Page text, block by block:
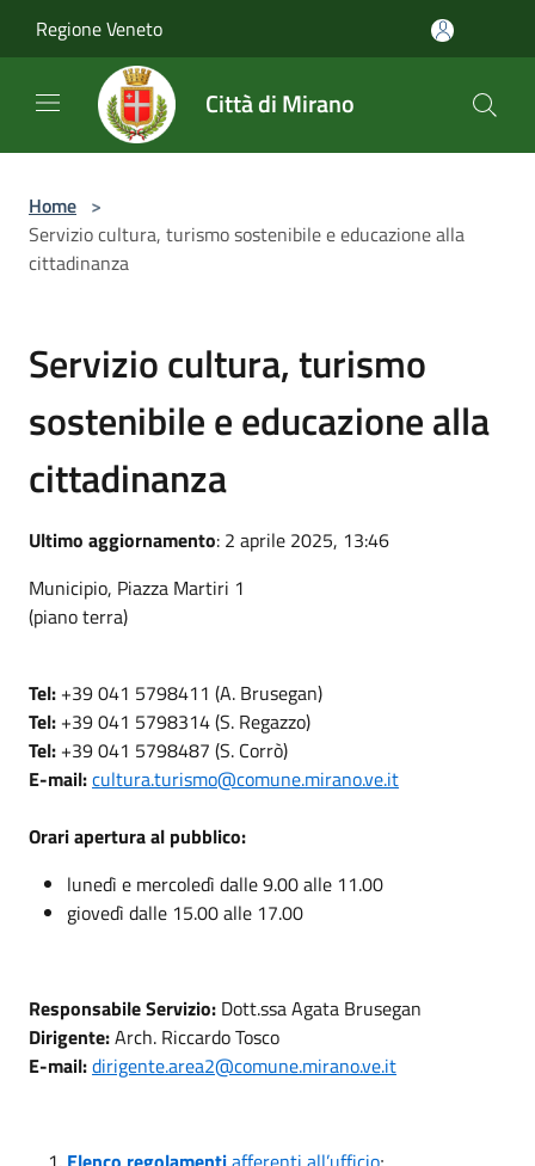
Regione Veneto
Città di Mirano
Home >
Servizio cultura, turismo sostenibile e educazione alla
cittadinanza
Servizio cultura, turismo
sostenibile e educazione alla
cittadinanza
Ultimo aggiornamento: 2 aprile 2025, 13:46
Municipio, Piazza Martiri 1
(piano terra)
Tel: +39 041 5798411 (A. Brusegan)
Tel: +39 041 5798314 (S. Regazzo)
Tel: +39 041 5798487 (S. Corrò)
E-mail:cultura.turismo@comune.mirano.ve.it
Orari apertura al pubblico:
lunedì e mercoledì dalle 9.00 alle 11.00
giovedì dalle 15.00 alle 17.00
Responsabile Servizio: Dott.ssa Agata Brusegan
Dirigente:Arch. Riccardo Tosco
E-mail:dirigente.area2@comune.mirano.ve.it